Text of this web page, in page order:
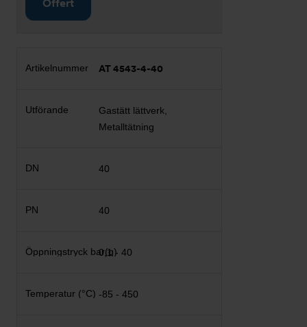
Offert
AT 4543-4-40
Gastätt lättverk,
Metalltätning
40
40
0,1 - 40
-85 - 450